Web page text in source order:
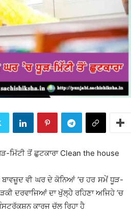
ਮਿੱਟੀ ਤੋਂ ਛੁਟਕਾਰਾ Clean the house
ਬਾਵਜ਼ੂਦ ਵੀ ਘਰ ਦੇ ਕੋਨਿਆਂ ’ਚ ਹਰ ਸਮੇਂ ਧੂੜ-
ਦਰਵਾਜਿਆਂ ਦਾ ਖੁੱਲ੍ਹੇੇ ਰਹਿਣਾ ਅਜਿਹੇ ’ਚ
ਕਾਰਜ ਚੱਲ ਰਿਹਾ ਹੈ